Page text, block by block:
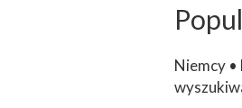
Niemcy •